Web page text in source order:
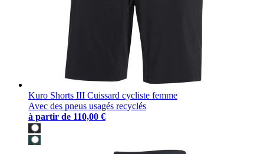
Kuro Shorts III Cuissard cycliste femme
Avec des pneus usagés recyclés
à partir de 110,00 €